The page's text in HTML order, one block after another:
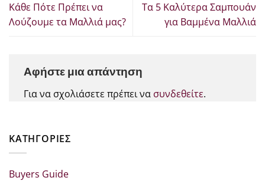
Κάθε Πότε Πρέπει να
Λούζουμε τα Μαλλιά μας?
Τα 5 Καλύτερα Σαμπουάν
για Βαμμένα Μαλλιά
Αφήστε μια απάντηση
Για να σχολιάσετε πρέπει να συνδεθείτε.
KΑΤΗΓΟΡΊΕΣ
Buyers Guide